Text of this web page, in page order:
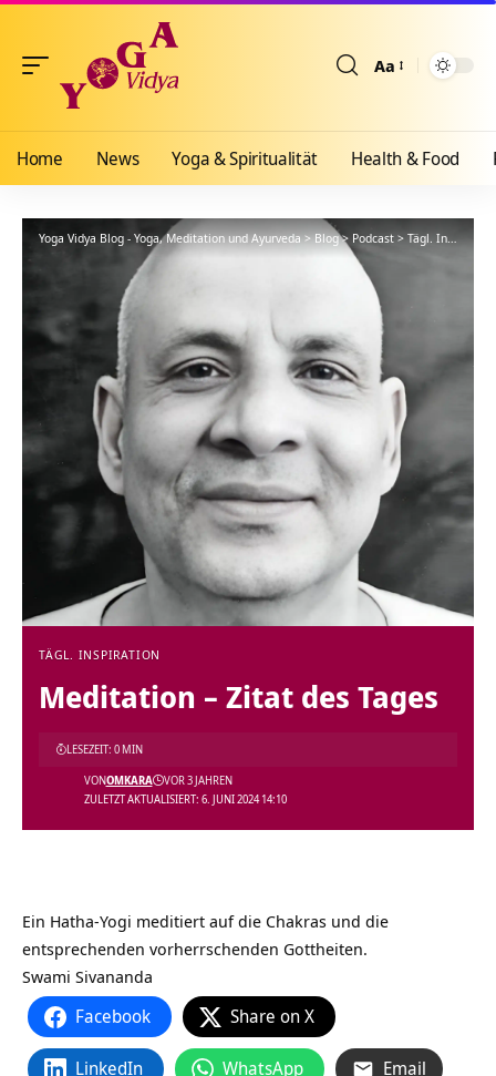
Aa
Home News Yoga & Spiritualität Health & Food
Yoga Vidya Blog - Yoga, Meditation und Ayurveda>Blog> Podcast > Tägl. Inspiration
TÄGL. INSPIRATION
Meditation – Zitat des Tages
ZULETZT AKTUALISIERT: 6. JUNI 2024 14:10
VONOMKARA VOR 3 JAHREN
LESEZEIT: 0 MIN
Ein Hatha-Yogi meditiert auf die Chakras und die
entsprechenden vorherrschenden Gottheiten.
Swami Sivananda
Facebook Share on X
LinkedIn WhatsApp Email